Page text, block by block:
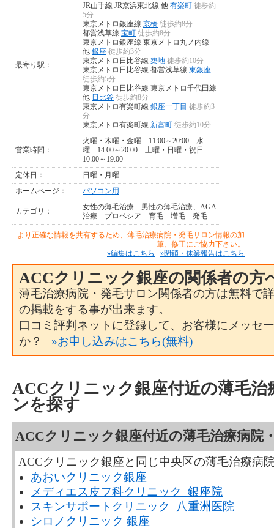
最寄り駅：
JR山手線 JR京浜東北線 他 有楽町 徒歩約
5分
東京メトロ銀座線 京橋 徒歩約8分
都営浅草線 宝町 徒歩約8分
東京メトロ銀座線 東京メトロ丸ノ内線
他 銀座 徒歩約3分
東京メトロ日比谷線 築地 徒歩約10分
東京メトロ日比谷線 都営浅草線 東銀座
徒歩約5分
東京メトロ日比谷線 東京メトロ千代田線
他 日比谷 徒歩約8分
東京メトロ有楽町線 銀座一丁目 徒歩約3
分
東京メトロ有楽町線 新富町 徒歩約10分
営業時間：
火曜・木曜・金曜 11:00～20:00 水
曜 14:00～20:00 土曜・日曜・祝日
10:00～19:00
定休日：
日曜・月曜
ホームページ：
パソコン用
カテゴリ： 女性の薄毛治療
男性の薄毛治療、AGA
治療
プロペシア 育毛 増毛 発毛
より正確な情報を共有するため、薄毛治療病院・発毛サロン情報の加
筆、修正にご協力下さい。
»編集はこちら
»閉鎖・休業報告はこちら
ACCクリニック銀座の関係者の方
薄毛治療病院・発毛サロン関係者の方は無料で
の掲載をする事が出来ます。
口コミ評判ネットに登録して、お客様にメッセ
か？ »お申し込みはこちら(無料)
ACCクリニック銀座付近の薄毛治
ンを探す
ACCクリニック銀座付近の薄毛治療病院
ACCクリニック銀座と同じ中央区の薄毛治療病
あおいクリニック銀座
メディエス皮フ科クリニック 銀座院
スキンサポートクリニック 八重洲医院
シロノクリニック 銀座